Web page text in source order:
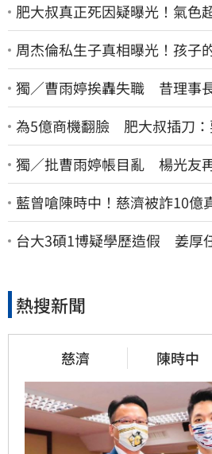
肥大叔真正死因疑曝光！氣色
周杰倫私生子真相曝光！孩子
獨／曹雨婷挨轟失職 昔理事
為5億商機翻臉 肥大叔插刀：
獨／批曹雨婷帳目亂 楊光友
藍曾嗆陳時中！慈濟被詐10
酸爆…他笑：真的很會
台大3碩1博疑學歷造假 姜厚
熱搜新聞
慈濟 陳時中